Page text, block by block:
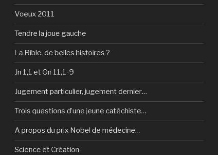
Voeux 2011
Tendre la joue gauche
La Bible, de belles histoires ?
Jn 1,1 et Gn 11,1-9
Jugement particulier, jugement dernier…
Trois questions d’une jeune catéchiste…
A propos du prix Nobel de médecine…
Science et Création